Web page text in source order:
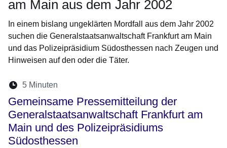
am Main aus dem Jahr 2002
In einem bislang ungeklärten Mordfall aus dem Jahr 2002
suchen die Generalstaatsanwaltschaft Frankfurt am Main
und das Polizeipräsidium Südosthessen nach Zeugen und
Hinweisen auf den oder die Täter.
Lesedauer:
5 Minuten
Gemeinsame Pressemitteilung der
Generalstaatsanwaltschaft Frankfurt am
Main und des Polizeipräsidiums
Südosthessen